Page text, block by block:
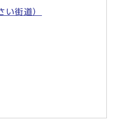
い街道）